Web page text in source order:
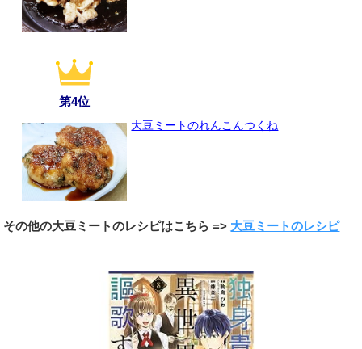
第4位
大豆ミートのれんこんつくね
その他の大豆ミートのレシピはこちら => 大豆ミートのレシピ